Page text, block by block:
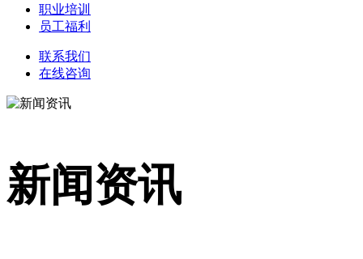
职业培训
员工福利
联系我们
在线咨询
新闻资讯